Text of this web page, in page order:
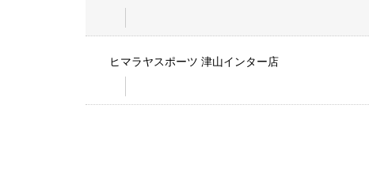
ヒマラヤスポーツ 津山インター店